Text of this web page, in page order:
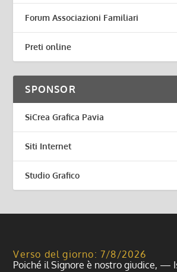
Forum Associazioni Familiari
Preti online
SPONSOR
SiCrea Grafica Pavia
Siti Internet
Studio Grafico
Verso del giorno: 7/8/2026
Poiché il Signore è nostro giudice, —